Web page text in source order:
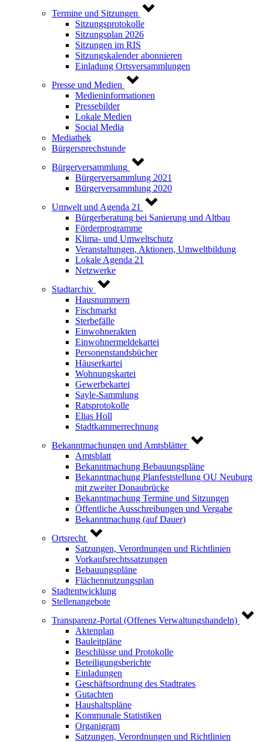
Termine und Sitzungen
Sitzungsprotokolle
Sitzungsplan 2026
Sitzungen im RIS
Sitzungskalender abonnieren
Einladung Ortsversammlungen
Presse und Medien
Medieninformationen
Pressebilder
Lokale Medien
Social Media
Mediathek
Bürgersprechstunde
Bürgerversammlung
Bürgerversammlung 2021
Bürgerversammlung 2020
Umwelt und Agenda 21
Bürgerberatung bei Sanierung und Altbau
Förderprogramme
Klima- und Umweltschutz
Veranstaltungen, Aktionen, Umweltbildung
Lokale Agenda 21
Netzwerke
Stadtarchiv
Hausnummern
Fischmarkt
Sterbefälle
Einwohnerakten
Einwohnermeldekartei
Personenstandsbücher
Häuserkartei
Wohnungskartei
Gewerbekartei
Sayle-Sammlung
Ratsprotokolle
Elias Holl
Stadtkammerrechnung
Bekanntmachungen und Amtsblätter
Amtsblatt
Bekanntmachung Bebauungspläne
Bekanntmachung Planfeststellung OU Neuburg
mit zweiter Donaubrücke
Bekanntmachung Termine und Sitzungen
Öffentliche Ausschreibungen und Vergabe
Bekanntmachung (auf Dauer)
Ortsrecht
Satzungen, Verordnungen und Richtlinien
Vorkaufsrechtssatzungen
Bebauungspläne
Flächennutzungsplan
Stadtentwicklung
Stellenangebote
Transparenz-Portal (Offenes Verwaltungshandeln)
Aktenplan
Bauleitpläne
Beschlüsse und Protokolle
Beteiligungsberichte
Einladungen
Geschäftsordnung des Stadtrates
Gutachten
Haushaltspläne
Kommunale Statistiken
Organigram
Satzungen, Verordnungen und Richtlinien